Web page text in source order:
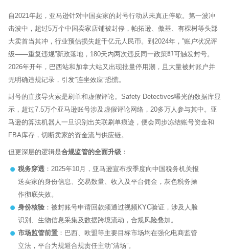
自2021年起，亚马逊针对中国卖家的封号行动从未真正停歇。第一波冲
击波中，超过5万个中国卖家店铺被封停，帕拓逊、傲基、有棵树等头部
大卖首当其冲，行业预估损失超千亿元人民币。到2024年，”账户状况评
级——重复违规”新政落地，180天内两次违反同一政策即可触发封号。
2026年开年，巴西站和加拿大站又出现批量停用潮，且大量被封账户并
无明确违规记录，引发”连坐效应”恐慌。
封号的直接导火索是刷单和虚假评论。Safety Detectives曝光的数据库显
示，超过7.5万个亚马逊账号涉及虚假评论网络，20多万人参与其中。亚
马逊的算法机器人一旦识别出关联刷单痕迹，便会同步冻结账号资金和
FBA库存，切断卖家的资金流与供应链。
但更深层的逻辑是合规监管的全面升级 ：
税务穿透 ：2025年10月，亚马逊宣布按季度向中国税务机关报
送卖家的身份信息、交易数量、收入及平台佣金，灰色税务操
作彻底失效。
身份核验 ：被封账号申请回款须通过视频KYC验证，涉及人脸
识别、生物信息采集及数据跨境流动，合规风险叠加。
市场监管前置 ：巴西、欧盟等主要目标市场均在强化电商监管
立法，平台为规避合规责任主动”清场”。
Sytech AI
在线 · 外贸网站体检
🏆 17+年行业经验 🌍 60+跨国品牌 🤝 谷歌官方合作伙伴